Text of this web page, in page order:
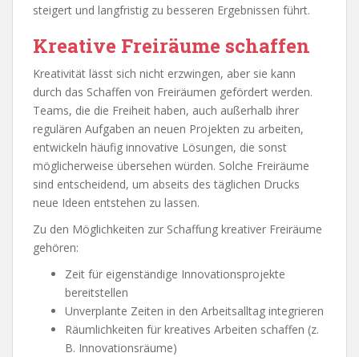
steigert und langfristig zu besseren Ergebnissen führt.
Kreative Freiräume schaffen
Kreativität lässt sich nicht erzwingen, aber sie kann
durch das Schaffen von Freiräumen gefördert werden.
Teams, die die Freiheit haben, auch außerhalb ihrer
regulären Aufgaben an neuen Projekten zu arbeiten,
entwickeln häufig innovative Lösungen, die sonst
möglicherweise übersehen würden. Solche Freiräume
sind entscheidend, um abseits des täglichen Drucks
neue Ideen entstehen zu lassen.
Zu den Möglichkeiten zur Schaffung kreativer Freiräume
gehören:
Zeit für eigenständige Innovationsprojekte
bereitstellen
Unverplante Zeiten in den Arbeitsalltag integrieren
Räumlichkeiten für kreatives Arbeiten schaffen (z.
B. Innovationsräume)